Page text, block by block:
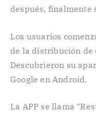
después, finalmente
Los usuarios
de la distribución de
Descubrieron su
Google en Android.
La APP se llama